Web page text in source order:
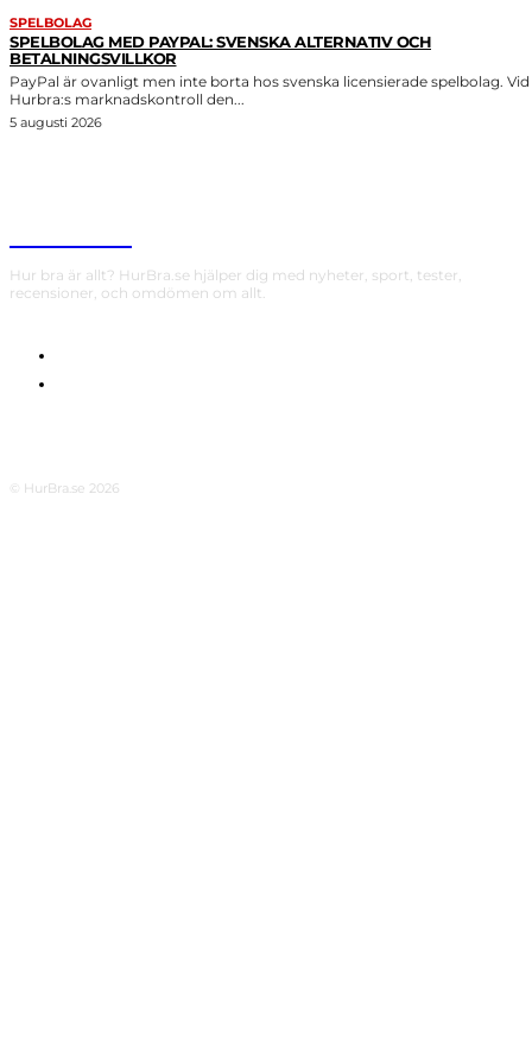
SPELBOLAG
SPELBOLAG MED PAYPAL: SVENSKA ALTERNATIV OCH
BETALNINGSVILLKOR
PayPal är ovanligt men inte borta hos svenska licensierade spelbolag. Vid
Hurbra:s marknadskontroll den...
5 augusti 2026
Hur bra är allt? HurBra.se hjälper dig med nyheter, sport, tester,
recensioner, och omdömen om allt.
© HurBra.se 2026